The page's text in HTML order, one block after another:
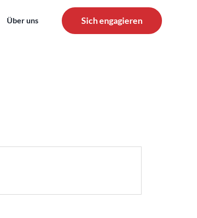
Über uns Sich engagieren